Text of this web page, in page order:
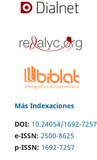
Más Indexaciones
DOI: 10.24054/1692-7257
e-ISSN: 2500-8625
p-ISSN: 1692-7257